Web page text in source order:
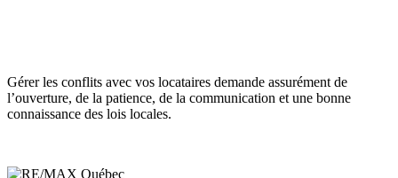
Gérer les conflits avec vos locataires demande assurément de
l’ouverture, de la patience, de la communication et une bonne
connaissance des lois locales.